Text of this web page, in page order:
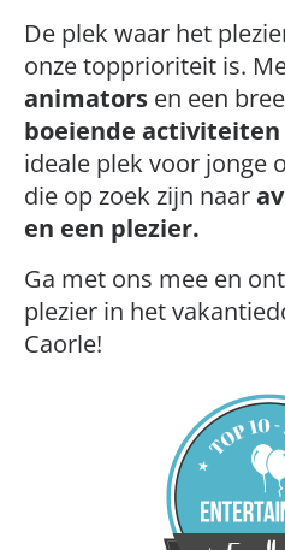
De plek waar het
onze topprioriteit is.
animators en een
boeiende activiteiten
ideale plek voor jonge
die op zoek zijn naar
en een plezier.
Ga met ons mee en
plezier in het
Caorle!